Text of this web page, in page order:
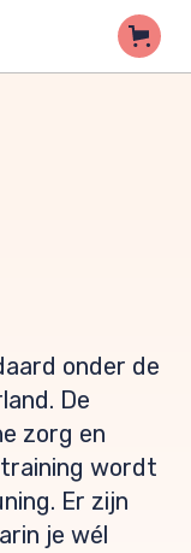
onder de
De
zorg en
wordt
Er zijn
je wél